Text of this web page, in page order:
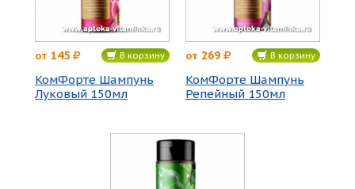
от 145 В корзину
КомФорте Шампунь
Луковый 150мл
от 269 В корзину
КомФорте Шампунь
Репейный 150мл